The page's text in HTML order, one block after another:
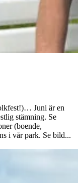
Juni är en
stämning. Se
(boende,
i vår park. Se bild...